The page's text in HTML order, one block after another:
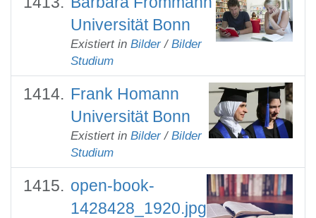
Universität Bonn
Existiert in Bilder / Bilder
Studium
Frank Homann
Universität Bonn
Existiert in Bilder / Bilder
Studium
open-book-
1428428_1920.jpg